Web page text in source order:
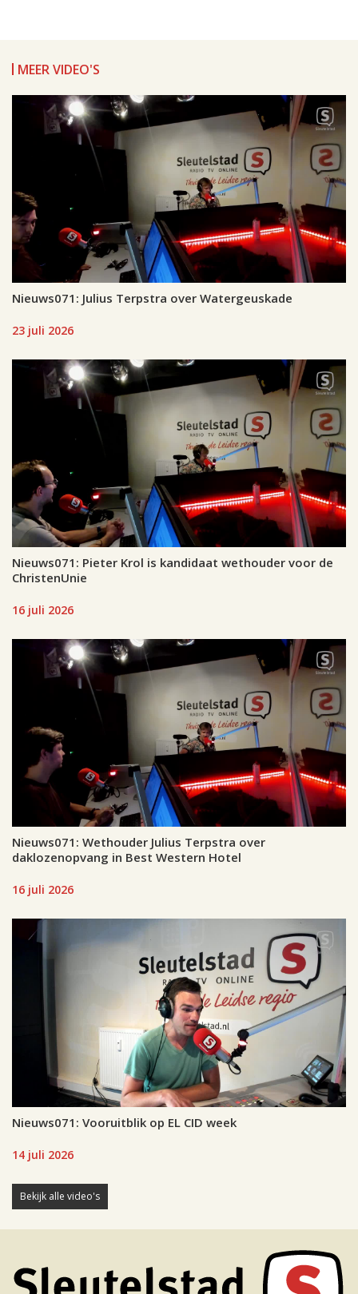
MEER VIDEO'S
Nieuws071: Julius Terpstra over Watergeuskade
23 juli 2026
Nieuws071: Pieter Krol is kandidaat wethouder voor de
ChristenUnie
16 juli 2026
Nieuws071: Wethouder Julius Terpstra over
daklozenopvang in Best Western Hotel
16 juli 2026
Nieuws071: Vooruitblik op EL CID week
14 juli 2026
Bekijk alle video's